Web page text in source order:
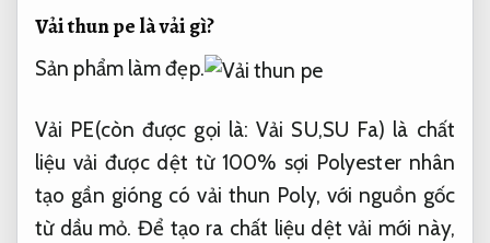
Vải thun pe là vải gì?
Sản phẩm làm đẹp.
Vải PE(còn được gọi là: Vải SU,SU Fa) là chất
liệu vải được dệt từ 100% sợi Polyester nhân
tạo gần gióng có vải thun Poly, với nguồn gốc
từ dầu mỏ. Để tạo ra chất liệu dệt vải mới này,